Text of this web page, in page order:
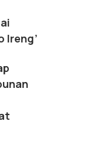
Ireng’